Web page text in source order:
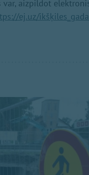
var, aizpildot
ej.uz/